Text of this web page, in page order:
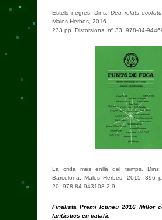
Estels negres. Dins: Deu relats
Males Herbes, 2016.
233 pp. Distorsions, nº 33. 978-84-
La crida més enllà del temps. Dins:
Barcelona: Males Herbes, 2015. 396
20. 978-84-943108-2-9.
Finalista Premi Ictineu 2016 Millor
fantàstics en català.